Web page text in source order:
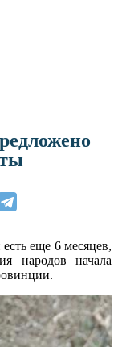
еще 6 месяцев,
народов начала